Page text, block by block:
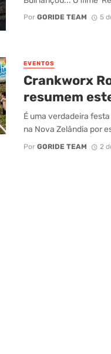
Por GORIDE TEAM 5
EVENTOS
Crankworx
resumem
É uma verdadeira
na Nova Zelândia por
Por GORIDE TEAM 2